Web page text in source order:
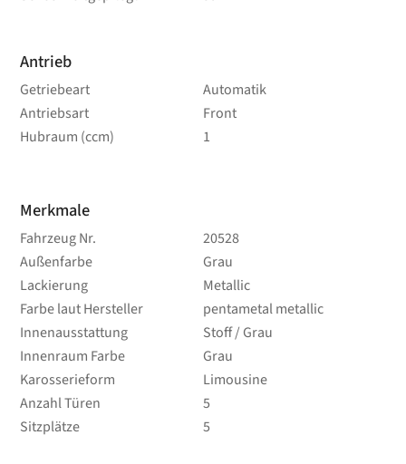
Antrieb
Getriebeart
Automatik
Antriebsart
Front
Hubraum (ccm)
1
Merkmale
Fahrzeug Nr.
20528
Außenfarbe
Grau
Lackierung
Metallic
Farbe laut Hersteller
pentametal metallic
Innenausstattung
Stoff / Grau
Innenraum Farbe
Grau
Karosserieform
Limousine
Anzahl Türen
5
Sitzplätze
5